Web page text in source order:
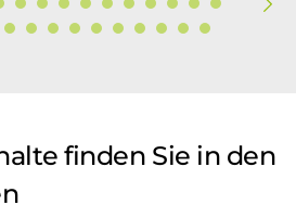
finden Sie in den